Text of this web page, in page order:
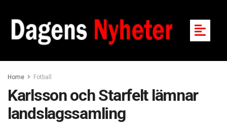
Home Fotball
Karlsson och Starfelt lämnar
landslagssamling